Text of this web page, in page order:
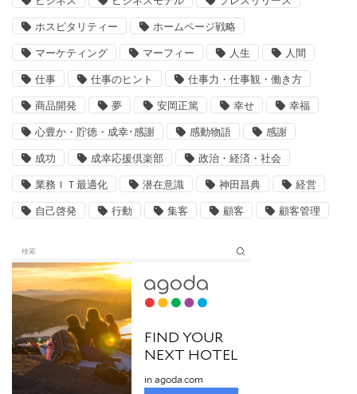
ホスピタリティー ホームページ戦略
マーケティング マーフィー 人生 人間
仕事 仕事のヒント 仕事力・仕事観・働き方
商品開発 夢 安岡正篤 幸せ 幸福
心豊か・貯徳・成幸･感謝 感動物語 感謝
成功 成幸応援倶楽部 政治・経済・社会
業務ＩＴ最適化 潜在意識 神田昌典 経営
自己啓発 行動 集客 顧客 顧客管理